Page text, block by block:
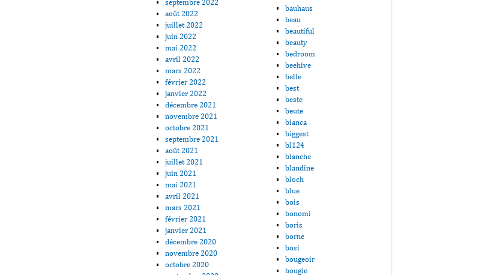
septembre 2022
août 2022
juillet 2022
juin 2022
mai 2022
avril 2022
mars 2022
février 2022
janvier 2022
décembre 2021
novembre 2021
octobre 2021
septembre 2021
août 2021
juillet 2021
juin 2021
mai 2021
avril 2021
mars 2021
février 2021
janvier 2021
décembre 2020
novembre 2020
octobre 2020
bauhaus
beau
beautiful
beauty
bedroom
beehive
belle
best
beste
beute
bianca
biggest
bl124
blanche
blandine
bloch
blue
bois
bonomi
boris
borne
bosi
bougeoir
bougie